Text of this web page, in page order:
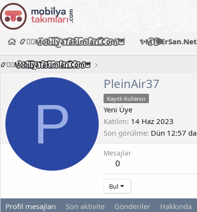
📿🧙‍♂️M͜͡o͜͡b͜͡i͜͡l͜͡y͜͡a͜͡T͜͡a͜͡k͜͡i͜͡m͜͡l͜͡a͜͡r͜͡i͜͡.͜͡C͜͡o͜͡m͜͡🦉 ✨M͜͡T͜͡🌐ErSan.Net
📿🧙‍♂️M͜͡o͜͡b͜͡i͜͡l͜͡y͜͡a͜͡T͜͡a͜͡k͜͡i͜͡m͜͡l͜͡a͜͡r͜͡i͜͡.͜͡C͜͡o͜͡m͜͡🦉
P
PleinAir37
Kayıtlı Kullanıcı
Yeni Üye
Katılım 14 Haz 2023
Son görülme Dün 12:57 da
Mesajlar
0
Bul
Profil mesajları Son aktivite Gönderiler Hakkında